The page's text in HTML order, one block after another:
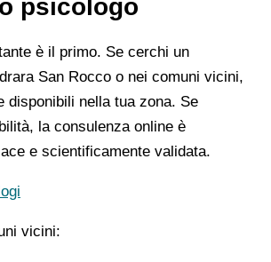
psicologo
è il primo. Se cerchi un
San Rocco o nei comuni vicini,
disponibili nella tua zona. Se
la consulenza online è
e scientificamente validata.
vicini: